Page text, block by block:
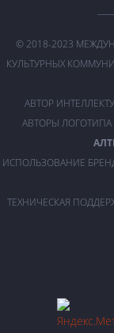
© 2018-2023
КУЛЬТУРНЫХ
АВТОР
АВТОРЫ
ИСПОЛЬЗОВАНИЕ
ТЕХНИЧЕСКАЯ